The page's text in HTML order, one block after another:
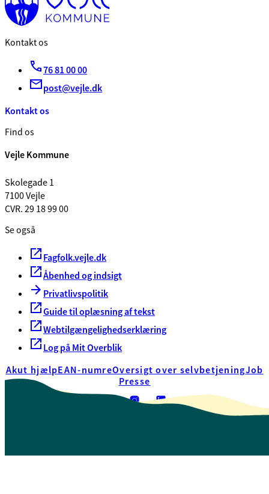
Kontakt os
76 81 00 00
post@vejle.dk
Kontakt os
Find os
Vejle Kommune
Skolegade 1
7100 Vejle
CVR. 29 18 99 00
Se også
Fagfolk.vejle.dk
Åbenhed og indsigt
Privatlivspolitik
Guide til oplæsning af tekst
Webtilgængelighedserklæring
Log på Mit Overblik
Akut hjælpEAN-numreOversigt over selvbetjeningJob
Presse